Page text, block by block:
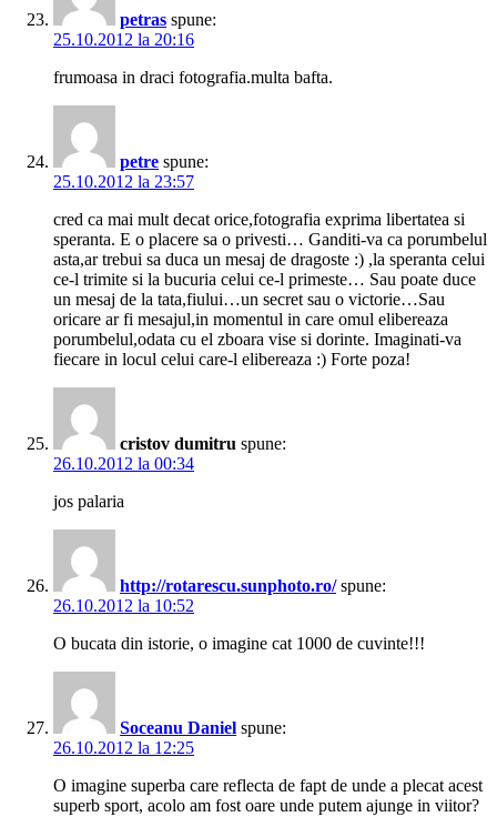
petras spune:
25.10.2012 la 20:16
frumoasa in draci fotografia.multa bafta.
petre spune:
25.10.2012 la 23:57
cred ca mai mult decat orice,fotografia exprima libertatea si
speranta. E o placere sa o privesti… Ganditi-va ca porumbelul
asta,ar trebui sa duca un mesaj de dragoste :) ,la speranta celui
ce-l trimite si la bucuria celui ce-l primeste… Sau poate duce
un mesaj de la tata,fiului…un secret sau o victorie…Sau
oricare ar fi mesajul,in momentul in care omul elibereaza
porumbelul,odata cu el zboara vise si dorinte. Imaginati-va
fiecare in locul celui care-l elibereaza :) Forte poza!
cristov dumitru spune:
26.10.2012 la 00:34
jos palaria
http://rotarescu.sunphoto.ro/ spune:
26.10.2012 la 10:52
O bucata din istorie, o imagine cat 1000 de cuvinte!!!
Soceanu Daniel spune:
26.10.2012 la 12:25
O imagine superba care reflecta de fapt de unde a plecat acest
superb sport, acolo am fost oare unde putem ajunge in viitor?